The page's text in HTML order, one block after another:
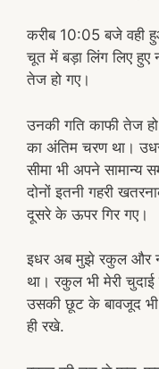
करीब 10:05 बजे वही
चूत में बड़ा लिंग लिए
तेज हो गए।
उनकी गति काफी तेज
का अंतिम चरण था।
सीमा भी अपने
दोनों इतनी गहरी
दूसरे के ऊपर गिर गए।
इधर अब मुझे रकुल और
था। रकुल भी मेरी
उसकी छूट के बावजूद
ही रखे.